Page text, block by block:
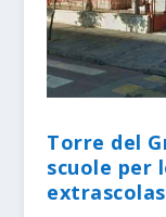
Torre del
scuole per